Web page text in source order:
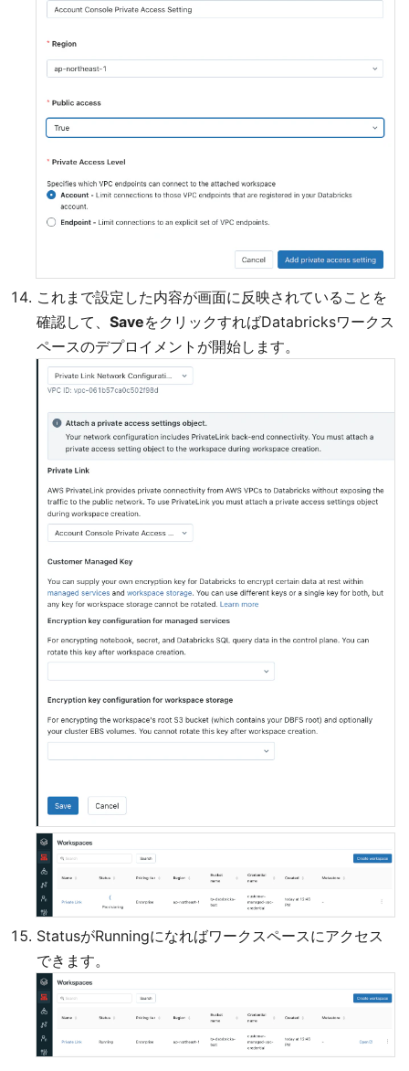
これまで設定した内容が画面に反映されていることを
確認して、 SaveをクリックすればDatabricksワークス
ペースのデプロイメントが開始します。
StatusがRunningになればワークスペースにアクセス
できます。